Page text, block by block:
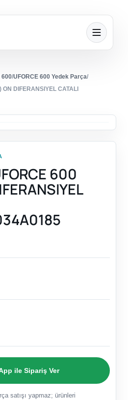
600/UFORCE 600 Yedek Parça/
DIFERANSIYEL CATALI
600
ile Sipariş Ver
satışı yapmaz; ürünleri